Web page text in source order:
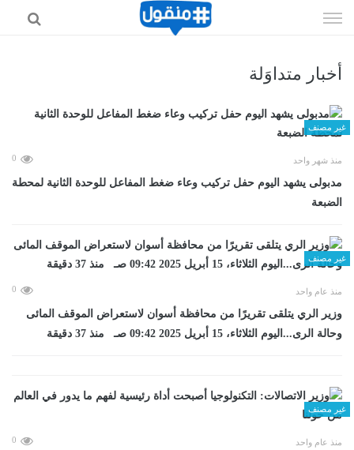
الى
أخبار متداوَلة
غير مصنف
منذ شهر واحد 0
مدبولى يشهد اليوم حفل تركيب وعاء ضغط المفاعل للوحدة الثانية لمحطة
الضبعة
غير مصنف
منذ عام واحد 0
وزير الري يتلقى تقريرًا من محافظة أسوان لاستعراض الموقف المائى
وحالة الرى...اليوم الثلاثاء، 15 أبريل 2025 09:42 صـ منذ 37 دقيقة
غير مصنف
منذ عام واحد 0